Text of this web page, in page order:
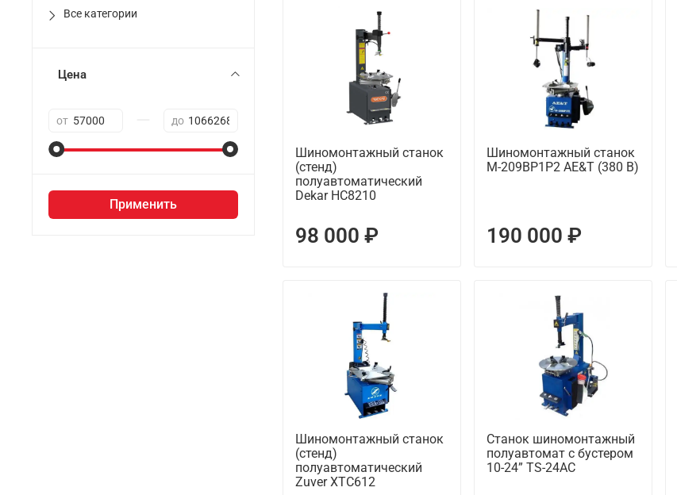
Шиномонтажный станок
(стенд)
полуавтоматический
Dekar HC8210
98 000 ₽
Шиномонтажный станок
M-209BP1P2 AE&T (380 В)
190 000 ₽
Шиномонтажный станок
(стенд)
полуавтоматический
Zuver XTC612
Станок шиномонтажный
полуавтомат с бустером
10-24” TS-24AC
Все категории
Цена
от до
Применить